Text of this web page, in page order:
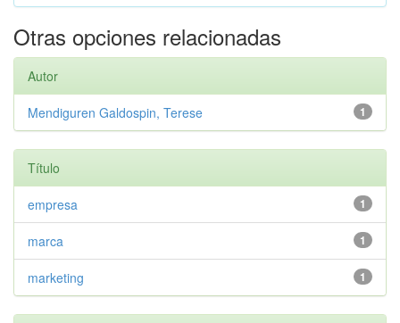
Otras opciones relacionadas
Autor
1
Mendiguren Galdospin, Terese
Título
1
empresa
1
marca
1
marketing